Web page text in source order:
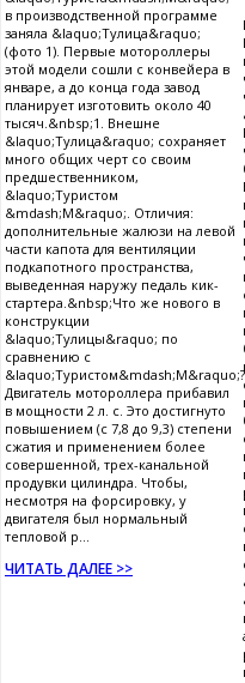
в производственной программе
заняла &laquo;Тулица&raquo;
(фото 1). Первые мотороллеры
этой модели сошли с конвейера в
январе, а до конца года завод
планирует изготовить около 40
тысяч.&nbsp;1. Внешне
&laquo;Тулица&raquo; сохраняет
много общих черт со своим
предшественником,
&laquo;Туристом
&mdash;М&raquo;. Отличия:
дополнительные жалюзи на левой
части капота для вентиляции
подкапотного пространства,
выведенная наружу педаль кик-
стартера.&nbsp;Что же нового в
конструкции
&laquo;Тулицы&raquo; по
сравнению с
&laquo;Туристом&mdash;М&raquo;?
Двигатель мотороллера прибавил
в мощности 2 л. с. Это достигнуто
повышением (с 7,8 до 9,3) степени
сжатия и применением более
совершенной, трех-канальной
продувки цилиндра. Чтобы,
несмотря на форсировку, у
двигателя был нормальный
тепловой р...
ЧИТАТЬ ДАЛЕЕ >>